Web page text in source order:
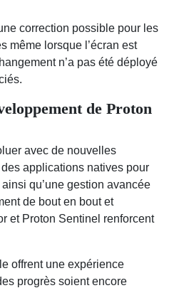
correction possible pour les
même lorsque l’écran est
n’a pas été déployé
de Proton
avec de nouvelles
applications natives pour
qu’une gestion avancée
de bout en bout et
et Proton Sentinel renforcent
offrent une expérience
progrès soient encore